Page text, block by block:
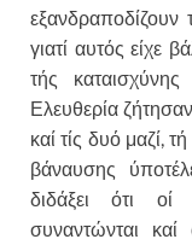
γιατί αυτός είχε
τής
Ελευθερία
καί τίς δυό μαζί,
βάναυσης
διδάξει ότι οί
συναντώνται